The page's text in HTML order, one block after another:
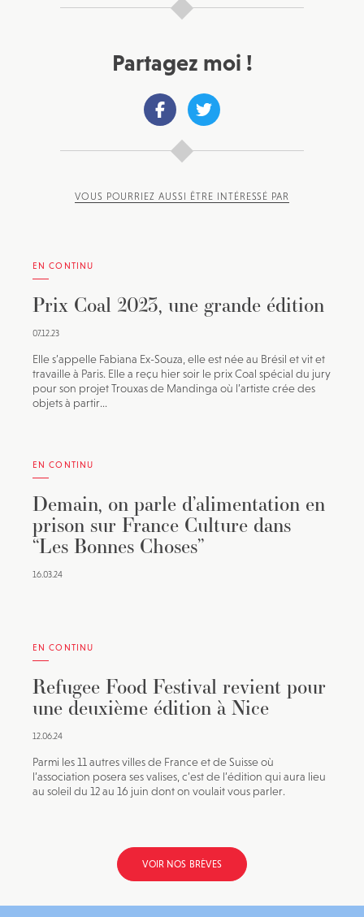
Partagez moi !
VOUS POURRIEZ AUSSI ÊTRE INTÉRESSÉ PAR
EN CONTINU
Prix Coal 2023, une grande édition
07.12.23
Elle s’appelle Fabiana Ex-Souza, elle est née au Brésil et vit et
travaille à Paris. Elle a reçu hier soir le prix Coal spécial du jury
pour son projet Trouxas de Mandinga où l’artiste crée des
objets à partir...
EN CONTINU
Demain, on parle d’alimentation en
prison sur France Culture dans
“Les Bonnes Choses”
16.03.24
EN CONTINU
Refugee Food Festival revient pour
une deuxième édition à Nice
12.06.24
Parmi les 11 autres villes de France et de Suisse où
l’association posera ses valises, c’est de l’édition qui aura lieu
au soleil du 12 au 16 juin dont on voulait vous parler.
VOIR NOS BRÈVES